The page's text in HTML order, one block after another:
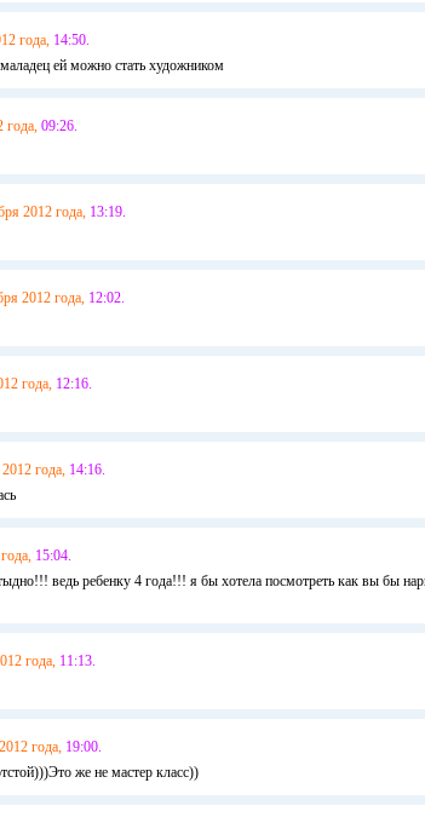
года, 14:50.
ей можно стать художником
года, 09:26.
2012 года, 13:19.
2012 года, 12:02.
года, 12:16.
года, 14:16.
15:04.
ведь ребенку 4 года!!! я бы хотела посмотреть как вы бы
года, 11:13.
года, 19:00.
же не мастер класс))